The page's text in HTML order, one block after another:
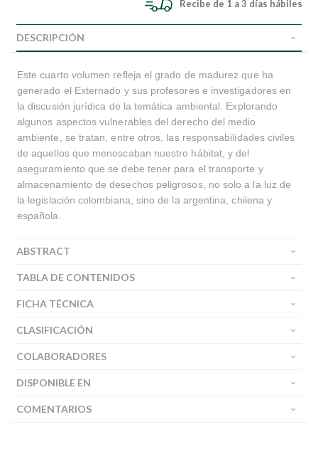
Recibe de 1 a 3 días hábiles
DESCRIPCIÓN
Este cuarto volumen refleja el grado de madurez que ha
generado el Externado y sus profesores e investigadores en
la discusión jurídica de la temática ambiental. Explorando
algunos aspectos vulnerables del derecho del medio
ambiente, se tratan, entre otros, las responsabilidades civiles
de aquellos que menoscaban nuestro hábitat, y del
aseguramiento que se debe tener para el transporte y
almacenamiento de desechos peligrosos, no solo a la luz de
la legislación colombiana, sino de la argentina, chilena y
española.
ABSTRACT
TABLA DE CONTENIDOS
FICHA TÉCNICA
CLASIFICACIÓN
COLABORADORES
DISPONIBLE EN
COMENTARIOS